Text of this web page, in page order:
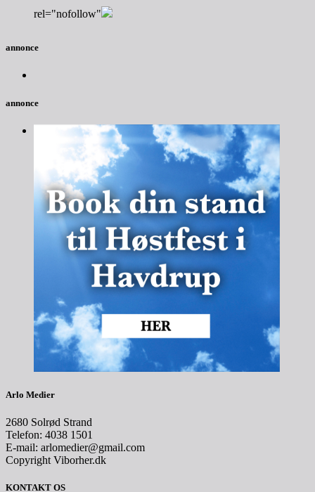
rel="nofollow"
annonce
annonce
Arlo Medier
2680 Solrød Strand
Telefon: 4038 1501
E-mail: arlomedier@gmail.com
Copyright Viborher.dk
KONTAKT OS